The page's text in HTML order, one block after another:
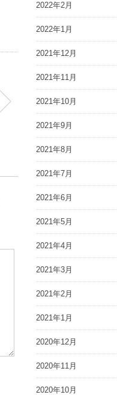
2022年2月
2022年1月
2021年12月
2021年11月
2021年10月
2021年9月
2021年8月
2021年7月
2021年6月
2021年5月
2021年4月
2021年3月
2021年2月
2021年1月
2020年12月
2020年11月
2020年10月